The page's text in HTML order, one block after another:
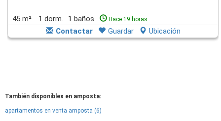
45 m² 1 dorm. 1 baños Hace 19 horas
Contactar Guardar Ubicación
También disponibles en amposta:
apartamentos en venta amposta (6)